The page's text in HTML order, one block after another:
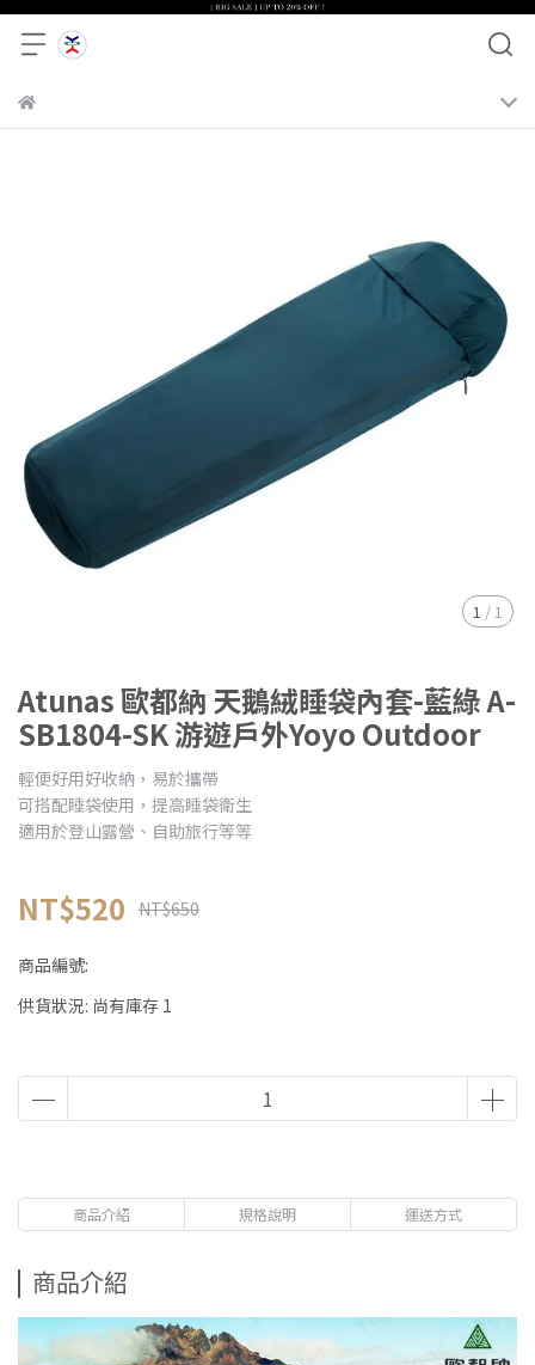
1 /1
Atunas 歐都納 天鵝絨睡袋內套-藍綠 A-
SB1804-SK 游遊戶外Yoyo Outdoor
輕便好用好收納，易於攜帶
可搭配睡袋使用，提高睡袋衛生
適用於登山露營、自助旅行等等
NT$520 NT$650
商品編號:
供貨狀況: 尚有庫存 1
商品介紹 規格說明 運送方式
商品介紹